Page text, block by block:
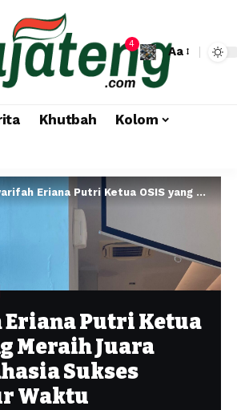
4
Aa
Khutbah
Kolom
Eriana Putri Ketua OSIS yang Meraih Juara Puisi, Rahasia Sukses Mengatur Waktu
Putri Ketua
Meraih Juara
Sukses
Waktu